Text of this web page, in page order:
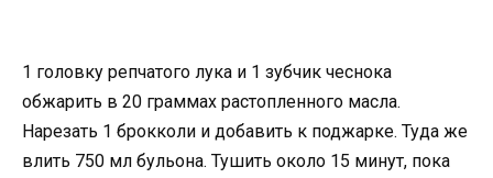
1 головку репчатого лука и 1 зубчик чеснока
обжарить в 20 граммах растопленного масла.
Нарезать 1 брокколи и добавить к поджарке. Туда же
влить 750 мл бульона. Тушить около 15 минут, пока